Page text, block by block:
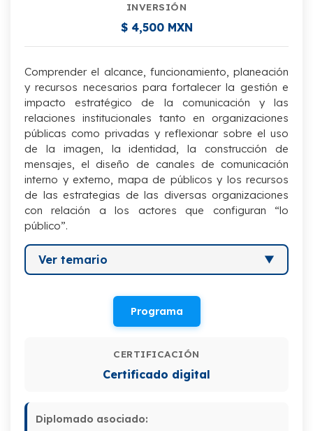
INVERSIÓN
$ 4,500 MXN
Comprender el alcance, funcionamiento, planeación
y recursos necesarios para fortalecer la gestión e
impacto estratégico de la comunicación y las
relaciones institucionales tanto en organizaciones
públicas como privadas y reflexionar sobre el uso
de la imagen, la identidad, la construcción de
mensajes, el diseño de canales de comunicación
interno y externo, mapa de públicos y los recursos
de las estrategias de las diversas organizaciones
con relación a los actores que configuran “lo
público”.
Ver temario
II. Gestión de la comunicación y desarrollo
la comunicación interpersonal
públicos
Programa
CERTIFICACIÓN
Certificado digital
Diplomado asociado: